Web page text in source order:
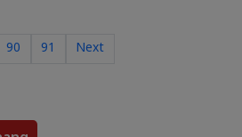
90 91 Next